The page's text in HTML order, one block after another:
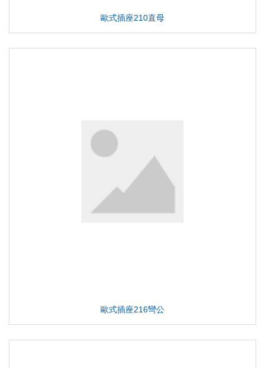
歐式插座210直母
歐式插座216彎公